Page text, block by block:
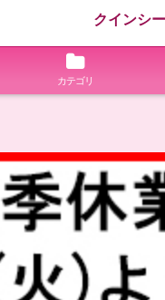
クインシ
カテゴリ